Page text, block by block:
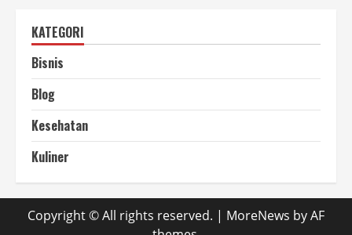
KATEGORI
Bisnis
Blog
Kesehatan
Kuliner
Copyright © All rights reserved. | MoreNews by AF